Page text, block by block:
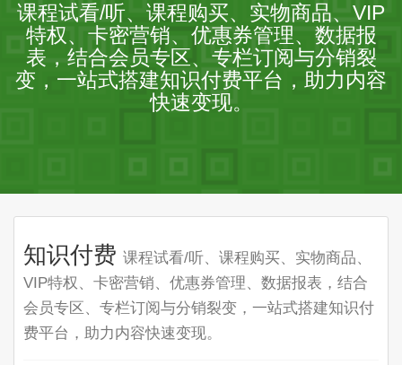
课程试看/听、课程购买、实物商品、VIP
特权、卡密营销、优惠券管理、数据报
表，结合会员专区、专栏订阅与分销裂
变，一站式搭建知识付费平台，助力内容
快速变现。
知识付费 课程试看/听、课程购买、实物商品、
VIP特权、卡密营销、优惠券管理、数据报表，结合
会员专区、专栏订阅与分销裂变，一站式搭建知识付
费平台，助力内容快速变现。